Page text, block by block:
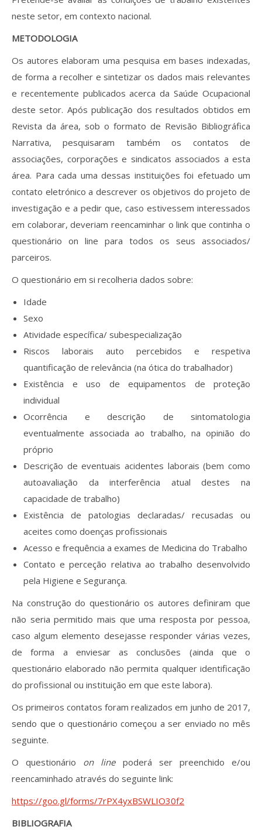
neste setor, em contexto nacional.
METODOLOGIA
Os autores elaboram uma pesquisa em bases indexadas,
de forma a recolher e sintetizar os dados mais relevantes
e recentemente publicados acerca da Saúde Ocupacional
deste setor. Após publicação dos resultados obtidos em
Revista da área, sob o formato de Revisão Bibliográfica
Narrativa, pesquisaram também os contatos de
associações, corporações e sindicatos associados a esta
área. Para cada uma dessas instituições foi efetuado um
contato eletrónico a descrever os objetivos do projeto de
investigação e a pedir que, caso estivessem interessados
em colaborar, deveriam reencaminhar o link que continha o
questionário on line para todos os seus associados/
parceiros.
O questionário em si recolheria dados sobre:
Idade
Sexo
Atividade específica/ subespecialização
Riscos laborais auto percebidos e respetiva
quantificação de relevância (na ótica do trabalhador)
Existência e uso de equipamentos de proteção
individual
Ocorrência e descrição de sintomatologia
eventualmente associada ao trabalho, na opinião do
próprio
Descrição de eventuais acidentes laborais (bem como
autoavaliação da interferência atual destes na
capacidade de trabalho)
Existência de patologias declaradas/ recusadas ou
aceites como doenças profissionais
Acesso e frequência a exames de Medicina do Trabalho
Contato e perceção relativa ao trabalho desenvolvido
pela Higiene e Segurança.
Na construção do questionário os autores definiram que
não seria permitido mais que uma resposta por pessoa,
caso algum elemento desejasse responder várias vezes,
de forma a enviesar as conclusões (ainda que o
questionário elaborado não permita qualquer identificação
do profissional ou instituição em que este labora).
Os primeiros contatos foram realizados em junho de 2017,
sendo que o questionário começou a ser enviado no mês
seguinte.
O questionário on linepoderá ser preenchido e/ou
reencaminhado através do seguinte link:
https://goo.gl/forms/7rPX4yxBSWLIO30f2
BIBLIOGRAFIA